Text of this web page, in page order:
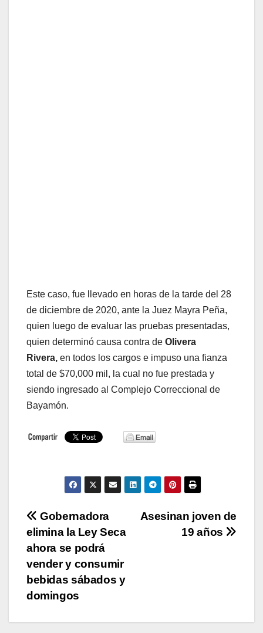
Este caso, fue llevado en horas de la tarde del 28
de diciembre de 2020, ante la Juez Mayra Peña,
quien luego de evaluar las pruebas presentadas,
quien determinó causa contra de Olivera
Rivera, en todos los cargos e impuso una fianza
total de $70,000 mil, la cual no fue prestada y
siendo ingresado al Complejo Correccional de
Bayamón.
Navegación
de
entradas
Asesinan joven de
19 años
Gobernadora
elimina la Ley Seca
ahora se podrá
vender y consumir
bebidas sábados y
domingos